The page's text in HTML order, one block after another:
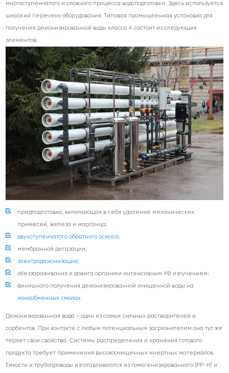
многоступенчатого и сложного процесса водоподготовки. Здесь используется
широкий перечень оборудования. Типовая промышленная установка для
получения деионизированной воды класса А состоит из следующих
элементов:
предподготовка, включающая в себя удаление механических
примесей, железа и марганца;
двухступенчатого обратного осмоса;
мембранной дегазации;
электродеионизации;
обеззараживания и дожига органики интенсивным УФ излучением;
финишного получения деионизированной очищенной воды на
ионообменных смолах.
Деионизированная вода - один из самых сильных растворителей и
сорбентов. При контакте с любым потенциальным загрязнителем она тут же
теряет свои свойства. Системы распределения и хранения готового
продукта требует применения высокоочищенных инертных материалов.
Емкости и трубопроводы изготавливаются из гомогенизированного (PP-H) и